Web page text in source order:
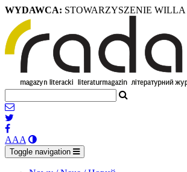
WYDAWCA: STOWARZYSZENIE
AAA
Toggle navigation